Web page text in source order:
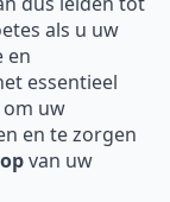
als u uw
en
essentieel
uw
en te zorgen
van uw